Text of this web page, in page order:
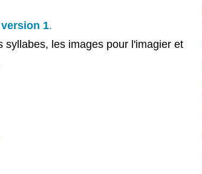
1.
syllabes, les images pour l'imagier et